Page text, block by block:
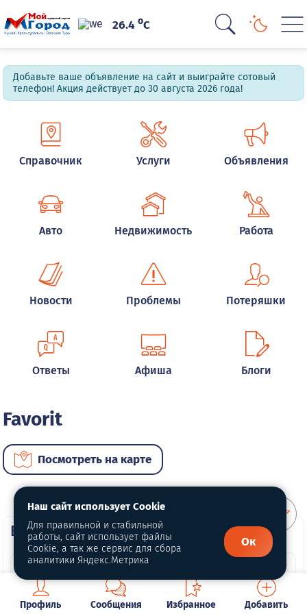
26.4oC
Добавьте ваше объявление на сайт и выиграйте сотовый
телефон! Акция действует до 30 августа 2026 года!
Справочник Услуги Объявления
Авто Недвижимость Работа
Новости Проблемы Потеряшки
Ответы Афиша Блоги
Favorit
Посмотреть на карте
ВИП автомобили
Профиль Сообщения Избранное Добавить
Наш сайт использует Cookie
Для правильной и стабильной
работы, сайт использует файлы
Cookie, а так же сервис для сбора
аналитики Яндекс.Метрика
Ок